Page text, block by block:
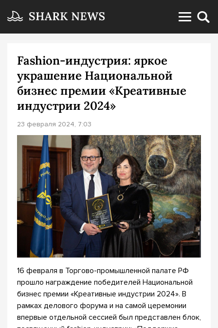
Fashion-индустрия: яркое
украшение Национальной
бизнес премии «Креативные
индустрии 2024»
23 февраля 2024, 7:03
16 февраля в Торгово-промышленной палате РФ
прошло награждение победителей Национальной
бизнес премии «Креативные индустрии 2024». В
рамках делового форума и на самой церемонии
впервые отдельной сессией был представлен блок,